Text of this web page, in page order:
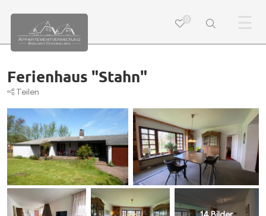
☰
0
Ferienhaus "Stahn"
Teilen